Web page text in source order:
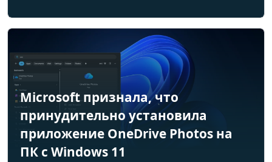
Microsoft признала, что
принудительно установила
приложение OneDrive Photos на
ПК с Windows 11